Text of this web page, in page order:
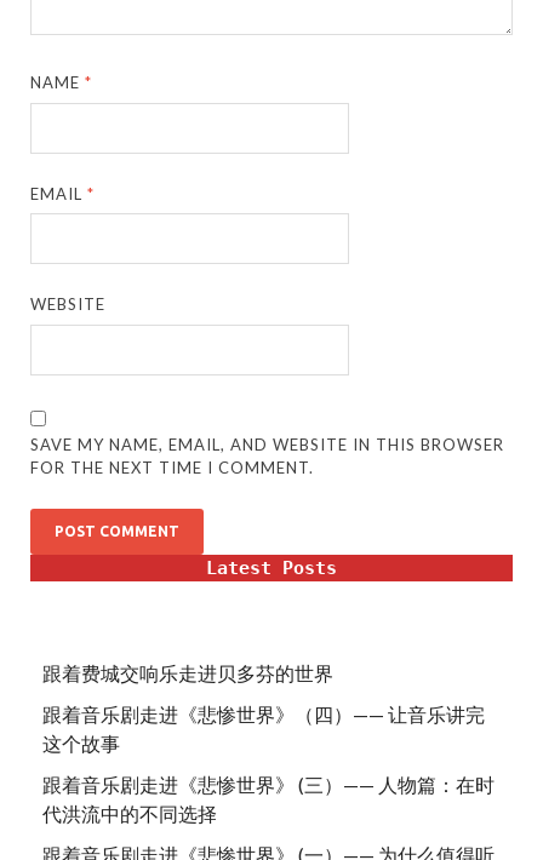
NAME*
EMAIL*
WEBSITE
SAVE MY NAME, EMAIL, AND WEBSITE IN THIS BROWSER
FOR THE NEXT TIME I COMMENT.
Latest Posts
跟着费城交响乐走进贝多芬的世界
跟着音乐剧走进《悲惨世界》（四）—— 让音乐讲完
这个故事
跟着音乐剧走进《悲惨世界》 (三）—— 人物篇：在时
代洪流中的不同选择
跟着音乐剧走进《悲惨世界》 (一）—— 为什么值得听